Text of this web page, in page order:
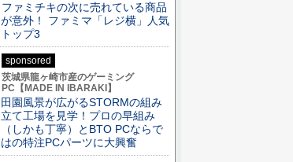
ファミチキの次に売れている商品
が意外！ ファミマ「レジ横」人気
トップ3
sponsored
茨城県龍ヶ崎市産のゲーミング
PC【MADE IN IBARAKI】
田園風景が広がるSTORMの組み
立て工場を見学！プロの早組み
（しかも丁寧）とBTO PCならで
はの特注PCパーツに大興奮